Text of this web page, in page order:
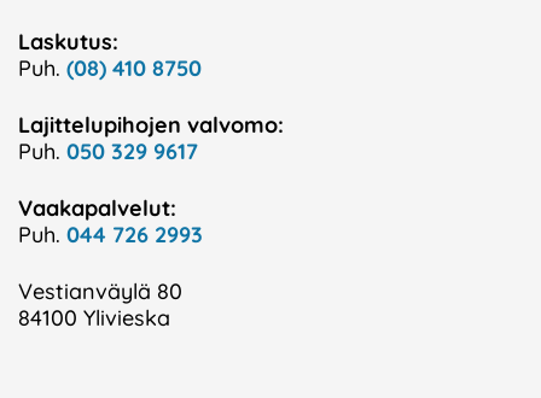
Laskutus:
Puh. (08) 410 8750
Lajittelupihojen valvomo:
Puh. 050 329 9617
Vaakapalvelut:
Puh. 044 726 2993
Vestianväylä 80
84100 Ylivieska